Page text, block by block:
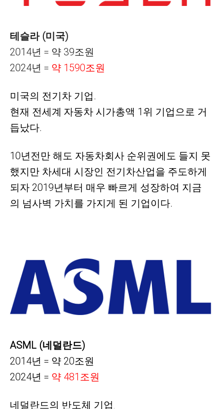
테슬라 (미국)
2014년 = 약 39조원
2024년 = 약 1590조원
미국의 전기차 기업.
현재 전세계 자동차 시가총액 1위 기업으로 거
듭났다.
10년전만 해도 자동차회사 순위권에도 들지 못
했지만 차세대 시장인 전기차산업을 주도하게
되자 2019년부터 매우 빠르게 성장하여 지금
의 넘사벽 가치를 가지게 된 기업이다.
ASML (네덜란드)
2014년 = 약 20조원
2024년 = 약 481조원
네덜란드의 반도체 기업 .